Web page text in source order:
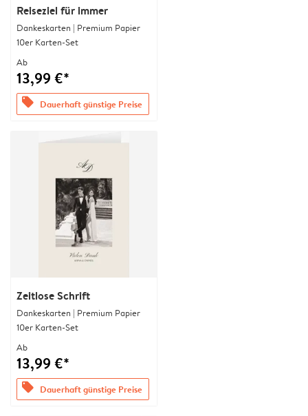
Reiseziel für immer
Dankeskarten | Premium Papier
10er Karten-Set
Ab
13,99 €*
offers Dauerhaft günstige Preise
Zeitlose Schrift
Dankeskarten | Premium Papier
10er Karten-Set
Ab
13,99 €*
offers Dauerhaft günstige Preise